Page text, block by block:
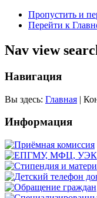
Пропустить и
Перейти к
Nav view
Навигация
Вы здесь: Главная |
Информация